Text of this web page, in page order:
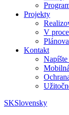
Projekty
V
Kontakt
Napíšte
SKSlovensky